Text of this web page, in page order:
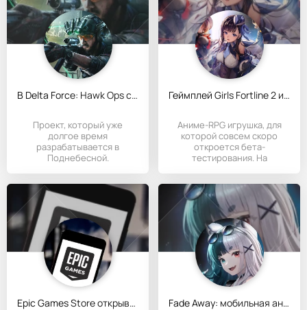
В Delta Force: Hawk Ops стартует ОБТ в Китае
Проект, который уже
долгое время
разрабатывается в
Поднебесной.
Геймплей Girls Fortline 2 и открытие бета-теста
Аниме-RPG игрушка, для
которой совсем скоро
откроется бета-
тестирования. На
Epic Games Store открывает новые горизонты для геймеров Fade Away: мобильная аниме-RPG с русской локализацией